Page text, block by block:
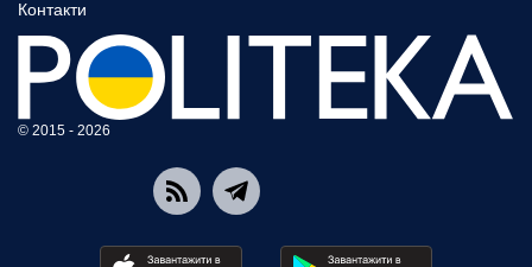
Контакти
© 2015 - 2026